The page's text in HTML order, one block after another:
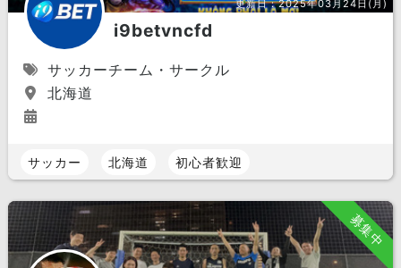
更新日：2025年03月24日(月)
i9betvncfd
サッカーチーム・サークル
北海道
サッカー 北海道 初心者歓迎
募集中